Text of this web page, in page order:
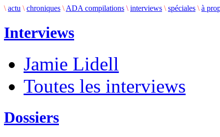
\ actu \ chroniques \ ADA compilations \ interviews \ spéciales \ à
Interviews
Jamie Lidell
Toutes les interviews
Dossiers